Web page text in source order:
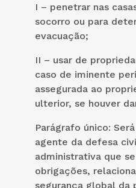
I – penetrar nas
socorro ou para
evacuação;
II – usar de
caso de iminente
assegurada ao
ulterior, se houver
Parágrafo único:
agente da defesa
administrativa que
obrigações,
segurança global da